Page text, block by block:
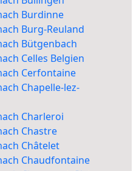
Burdinne
Burg-Reuland
Bütgenbach
Celles Belgien
Cerfontaine
Chapelle-lez-
Charleroi
Chastre
Châtelet
Chaudfontaine